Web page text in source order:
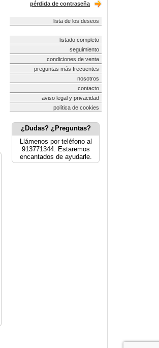
pérdida de contraseña
lista de los deseos
listado completo
seguimiento
condiciones de venta
preguntas más frecuentes
nosotros
contacto
aviso legal y privacidad
política de cookies
¿Dudas? ¿Preguntas?
Llámenos por teléfono al
913771344. Estaremos
encantados de ayudarle.